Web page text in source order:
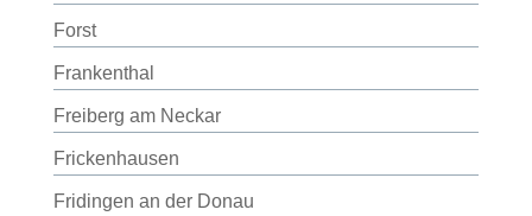
Forst
Frankenthal
Freiberg am Neckar
Frickenhausen
Fridingen an der Donau